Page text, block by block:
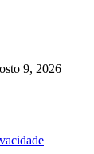
9, 2026